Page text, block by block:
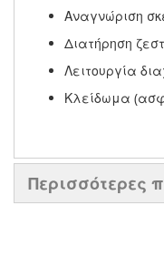
Αναγνώριση
Διατήρηση
Λειτουργία
Κλείδωμα
Περισσότερες